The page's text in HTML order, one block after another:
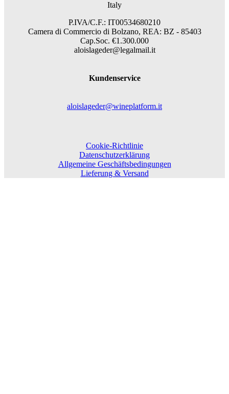
Italy
P.IVA/C.F.: IT00534680210
Camera di Commercio di Bolzano, REA: BZ - 85403
Cap.Soc. €1.300.000
aloislageder@legalmail.it
Kundenservice
aloislageder@wineplatform.it
Cookie-Richtlinie
Datenschutzerklärung
Allgemeine Geschäftsbedingungen
Lieferung & Versand